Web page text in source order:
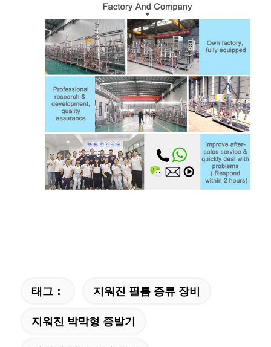
태그： 지워진 필름 증류 장비
지워진 박막형 증발기